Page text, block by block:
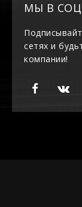
МЫ В
сетях и
компании!